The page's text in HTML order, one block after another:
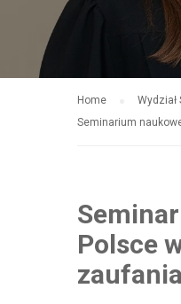
Home
Seminarium
Polsce